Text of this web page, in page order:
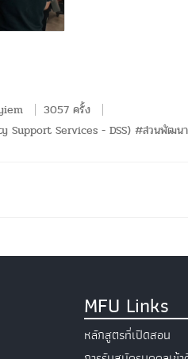
3057 ครั้ง
Services - DSS) #ส่วนพัฒนา
MFU Links
หลักสูตรที่เปิดสอน